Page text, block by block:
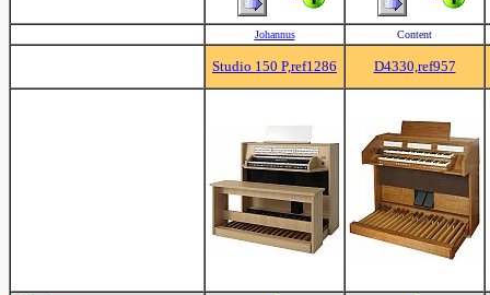
Johannus Content
Studio 150 P,ref1286 D4330,ref957